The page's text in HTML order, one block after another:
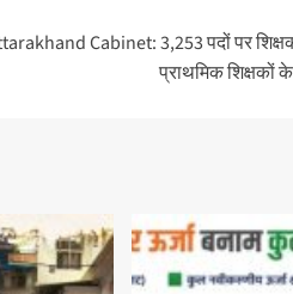
Cabinet: 3,253 पदों पर
प्राथमिक शिक्षकों